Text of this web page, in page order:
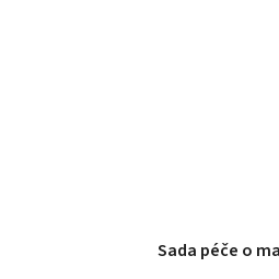
Sada péče o